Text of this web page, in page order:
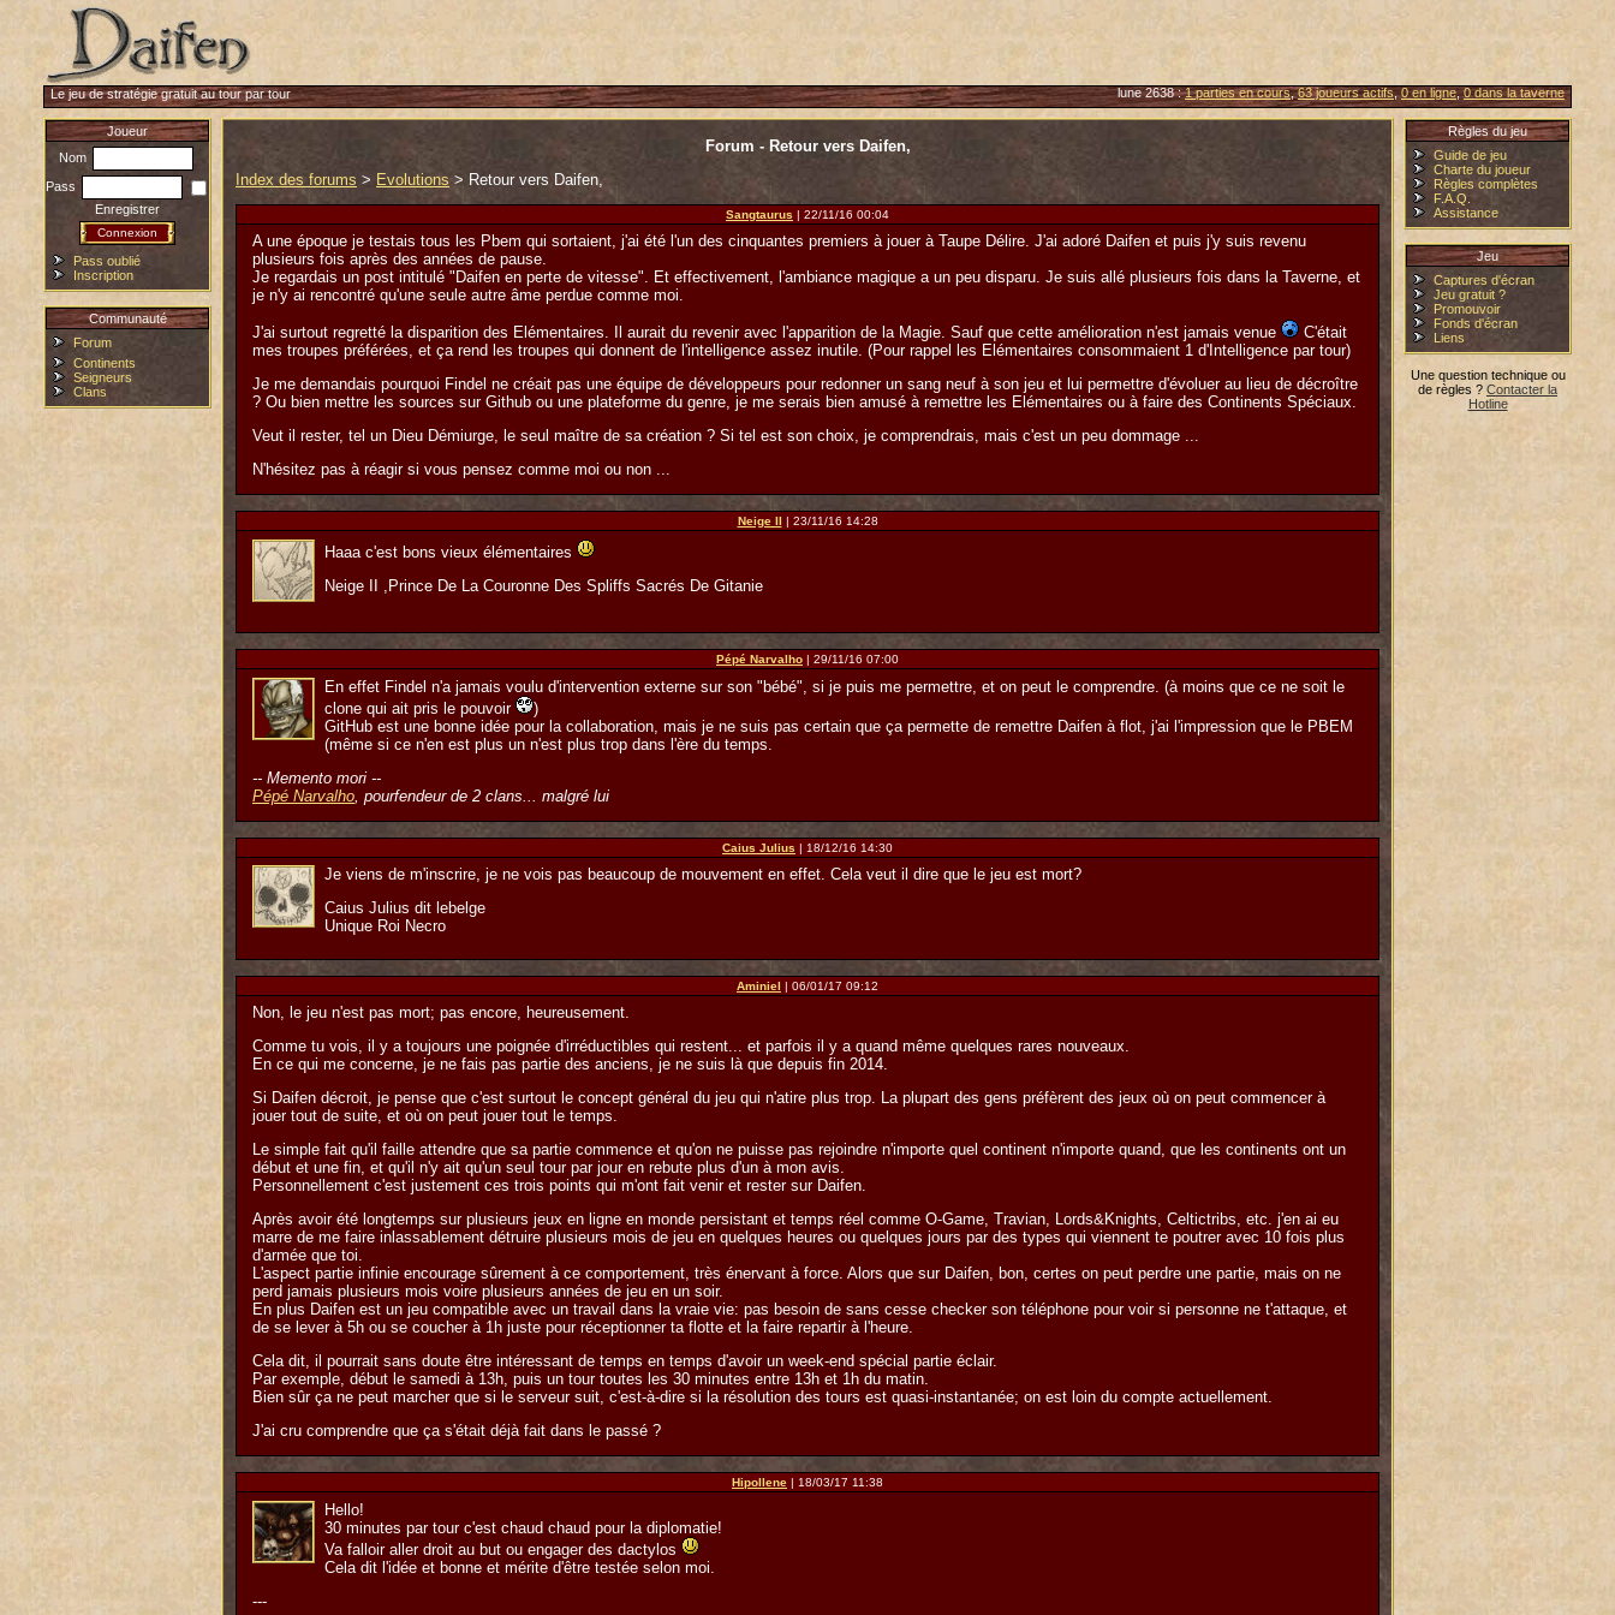
Le jeu de stratégie gratuit au tour par tour lune 2638 :1 parties en cours,63 joueurs actifs, 0 en ligne,0 dans la taverne
Joueur
Nom
Pass
Enregistrer
Pass oublié
Inscription
Communauté
Forum
Continents
Seigneurs
Clans
Forum - Retour vers Daifen,
Index des forums > Evolutions> Retour vers Daifen,
Sangtaurus | 22/11/16 00:04
A une époque je testais tous les Pbem qui sortaient, j'ai été l'un des cinquantes premiers à jouer à Taupe Délire. J'ai adoré Daifen et puis j'y suis revenu
plusieurs fois après des années de pause.
Je regardais un post intitulé "Daifen en perte de vitesse". Et effectivement, l'ambiance magique a un peu disparu. Je suis allé plusieurs fois dans la Taverne, et
je n'y ai rencontré qu'une seule autre âme perdue comme moi.
J'ai surtout regretté la disparition des Elémentaires. Il aurait du revenir avec l'apparition de la Magie. Sauf que cette amélioration n'est jamais venue
C'était
mes troupes préférées, et ça rend les troupes qui donnent de l'intelligence assez inutile. (Pour rappel les Elémentaires consommaient 1 d'Intelligence par tour)
Je me demandais pourquoi Findel ne créait pas une équipe de développeurs pour redonner un sang neuf à son jeu et lui permettre d'évoluer au lieu de décroître
? Ou bien mettre les sources sur Github ou une plateforme du genre, je me serais bien amusé à remettre les Elémentaires ou à faire des Continents Spéciaux.
Veut il rester, tel un Dieu Démiurge, le seul maître de sa création ? Si tel est son choix, je comprendrais, mais c'est un peu dommage ...
N'hésitez pas à réagir si vous pensez comme moi ou non ...
Neige II| 23/11/16 14:28
Haaa c'est bons vieux élémentaires
Neige II ,Prince De La Couronne Des Spliffs Sacrés De Gitanie
Pépé Narvalho | 29/11/16 07:00
En effet Findel n'a jamais voulu d'intervention externe sur son "bébé", si je puis me permettre, et on peut le comprendre. (à moins que ce ne soit le
clone qui ait pris le pouvoir
)
GitHub est une bonne idée pour la collaboration, mais je ne suis pas certain que ça permette de remettre Daifen à flot, j'ai l'impression que le PBEM
(même si ce n'en est plus un n'est plus trop dans l'ère du temps.
-- Memento mori --
Pépé Narvalho , pourfendeur de 2 clans... malgré lui
Caius Julius | 18/12/16 14:30
Je viens de m'inscrire, je ne vois pas beaucoup de mouvement en effet. Cela veut il dire que le jeu est mort?
Caius Julius dit lebelge
Unique Roi Necro
Aminiel | 06/01/17 09:12
Non, le jeu n'est pas mort; pas encore, heureusement.
Comme tu vois, il y a toujours une poignée d'irréductibles qui restent... et parfois il y a quand même quelques rares nouveaux.
En ce qui me concerne, je ne fais pas partie des anciens, je ne suis là que depuis fin 2014.
Si Daifen décroit, je pense que c'est surtout le concept général du jeu qui n'atire plus trop. La plupart des gens préfèrent des jeux où on peut commencer à
jouer tout de suite, et où on peut jouer tout le temps.
Le simple fait qu'il faille attendre que sa partie commence et qu'on ne puisse pas rejoindre n'importe quel continent n'importe quand, que les continents ont un
début et une fin, et qu'il n'y ait qu'un seul tour par jour en rebute plus d'un à mon avis.
Personnellement c'est justement ces trois points qui m'ont fait venir et rester sur Daifen.
Après avoir été longtemps sur plusieurs jeux en ligne en monde persistant et temps réel comme O-Game, Travian, Lords&Knights, Celtictribs, etc. j'en ai eu
marre de me faire inlassablement détruire plusieurs mois de jeu en quelques heures ou quelques jours par des types qui viennent te poutrer avec 10 fois plus
d'armée que toi.
L'aspect partie infinie encourage sûrement à ce comportement, très énervant à force. Alors que sur Daifen, bon, certes on peut perdre une partie, mais on ne
perd jamais plusieurs mois voire plusieurs années de jeu en un soir.
En plus Daifen est un jeu compatible avec un travail dans la vraie vie: pas besoin de sans cesse checker son téléphone pour voir si personne ne t'attaque, et
de se lever à 5h ou se coucher à 1h juste pour réceptionner ta flotte et la faire repartir à l'heure.
Cela dit, il pourrait sans doute être intéressant de temps en temps d'avoir un week-end spécial partie éclair.
Par exemple, début le samedi à 13h, puis un tour toutes les 30 minutes entre 13h et 1h du matin.
Bien sûr ça ne peut marcher que si le serveur suit, c'est-à-dire si la résolution des tours est quasi-instantanée; on est loin du compte actuellement.
J'ai cru comprendre que ça s'était déjà fait dans le passé ?
Hipollene | 18/03/17 11:38
Hello!
30 minutes par tour c'est chaud chaud pour la diplomatie!
Va falloir aller droit au but ou engager des dactylos
Cela dit l'idée et bonne et mérite d'être testée selon moi.
---
Règles du jeu
Guide de jeu
Charte du joueur
Règles complètes
F.A.Q.
Assistance
Jeu
Captures d'écran
Jeu gratuit ?
Promouvoir
Fonds d'écran
Liens
Une question technique ou
de règles ? Contacter la
Hotline